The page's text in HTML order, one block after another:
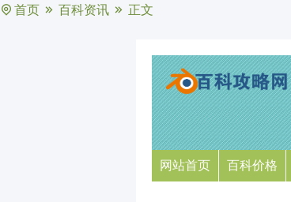
首页 百科资讯 正文
网站首页 百科价格